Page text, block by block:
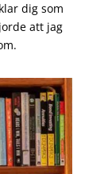
dig som
att jag